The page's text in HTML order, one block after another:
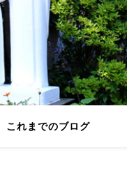
これまでのブログ